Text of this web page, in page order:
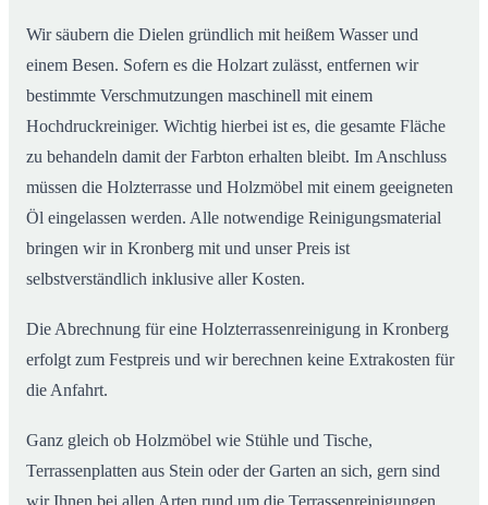
Wir säubern die Dielen gründlich mit heißem Wasser und
einem Besen. Sofern es die Holzart zulässt, entfernen wir
bestimmte Verschmutzungen maschinell mit einem
Hochdruckreiniger. Wichtig hierbei ist es, die gesamte Fläche
zu behandeln damit der Farbton erhalten bleibt. Im Anschluss
müssen die Holzterrasse und Holzmöbel mit einem geeigneten
Öl eingelassen werden. Alle notwendige Reinigungsmaterial
bringen wir in Kronberg mit und unser Preis ist
selbstverständlich inklusive aller Kosten.
Die Abrechnung für eine Holzterrassenreinigung in Kronberg
erfolgt zum Festpreis und wir berechnen keine Extrakosten für
die Anfahrt.
Ganz gleich ob Holzmöbel wie Stühle und Tische,
Terrassenplatten aus Stein oder der Garten an sich, gern sind